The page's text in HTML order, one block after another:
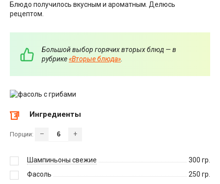
Блюдо получилось вкусным и ароматным. Делюсь
рецептом.
Большой выбор горячих вторых блюд — в
рубрике«Вторые блюда»
Ингредиенты
Порции: – +
Шампиньоны свежие 300 гр.
Фасоль
250 гр.